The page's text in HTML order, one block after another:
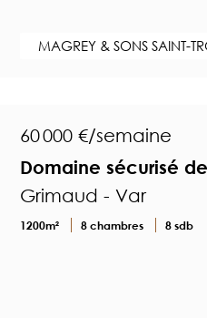
MAGREY & SONS SAINT-
60 000 €/semaine
Domaine sécurisé
Grimaud - Var
1200m² 8 chambres 8 sdb